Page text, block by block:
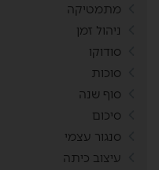
מתמטיקה
ניהול זמן
סודוקו
סוכות
סוף שנה
סיכום
סנגור עצמי
עיצוב כיתה